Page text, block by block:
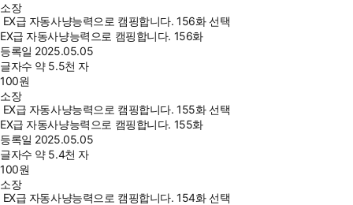
소장
EX급 자동사냥능력으로 캠핑합니다. 156화 선택
EX급 자동사냥능력으로 캠핑합니다. 156화
등록일 2025.05.05
글자수 약 5.5천 자
100원
소장
EX급 자동사냥능력으로 캠핑합니다. 155화 선택
EX급 자동사냥능력으로 캠핑합니다. 155화
등록일 2025.05.05
글자수 약 5.4천 자
100원
소장
EX급 자동사냥능력으로 캠핑합니다. 154화 선택